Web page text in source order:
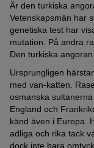
Är den turkiska
Vetenskapsmän har
genetiska test har
mutation. På andra
Den turkiska
Ursprungligen
med van-katten.
osmanska
England och
känd även i Europa.
adliga och rika tack
dock inte bara